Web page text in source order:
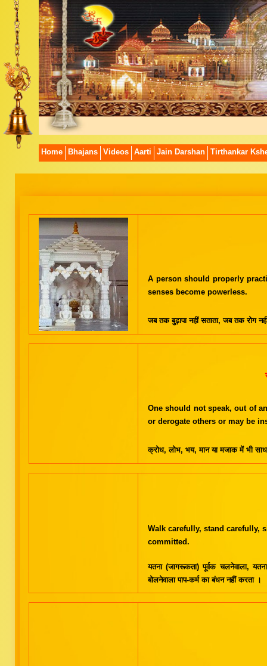
Home Bhajans Videos Aarti Jain Darshan Tirthankar
A person should properly
senses become powerless.
जब तक बुढ़ापा नहीं सताता, जब तक रोग
One should not speak, out of
or derogate others or may be
क्रोध, लोभ, भय, मान या मजाक में भी
Walk carefully, stand carefully,
committed.
यतना (जागरूकता) पूर्वक चलनेवाला,
बोलनेवाला पाप-कर्म का बंधन नहीं करता ।